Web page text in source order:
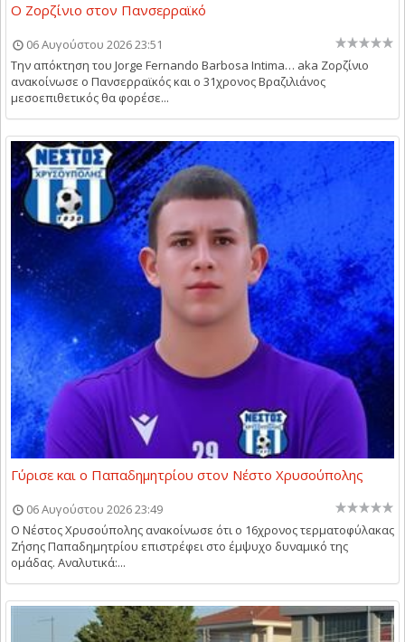
Ο Ζορζίνιο στον Πανσερραϊκό
06 Αυγούστου 2026 23:51
Την απόκτηση του Jorge Fernando Barbosa Intima… aka Ζορζίνιο
ανακοίνωσε ο Πανσερραϊκός και ο 31χρονος Βραζιλιάνος
μεσοεπιθετικός θα φορέσε...
Γύρισε και ο Παπαδημητρίου στον Νέστο Χρυσούπολης
06 Αυγούστου 2026 23:49
Ο Νέστος Χρυσούπολης ανακοίνωσε ότι ο 16χρονος τερματοφύλακας
Ζήσης Παπαδημητρίου επιστρέφει στο έμψυχο δυναμικό της
ομάδας. Αναλυτικά:...